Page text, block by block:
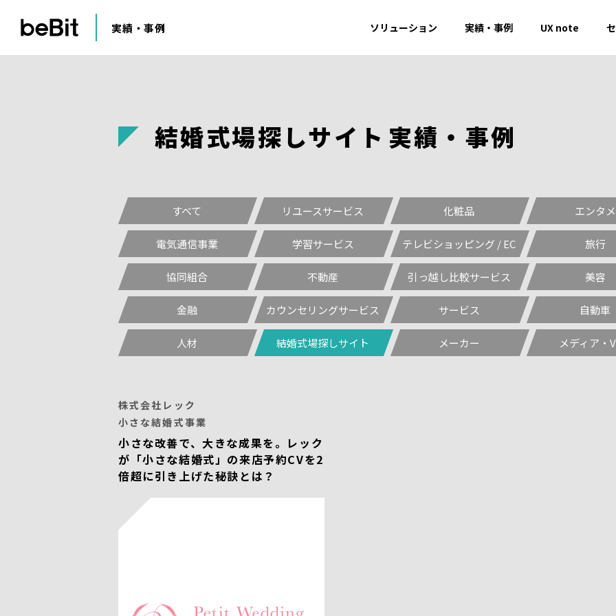
実績・事例 ソリューション 実績・事例 UX note
結婚式場探しサイト 実績 ・ 事例
すべて リユースサービス 化粧品 エンタメ
電気通信事業 学習サービス テレビショッピング / EC 旅行
協同組合 不動産 引っ越し比較サービス 美容
金融 カウンセリングサービス サービス 自動車
人材 結婚式場探しサイト メーカー メディア・
株式会社レック
小さな結婚式事業
小さな改善で、大きな成果を。レック
が「小さな結婚式」の来店予約CVを2
倍超に引き上げた秘訣とは？